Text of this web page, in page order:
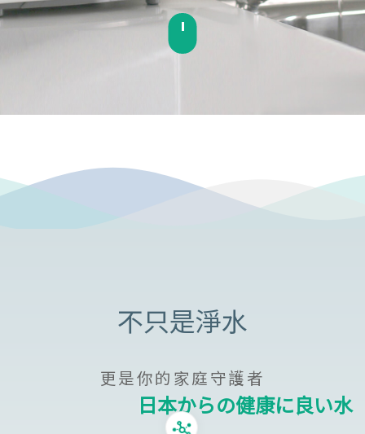
日本からの健康に良い水
更是你的家庭守護者